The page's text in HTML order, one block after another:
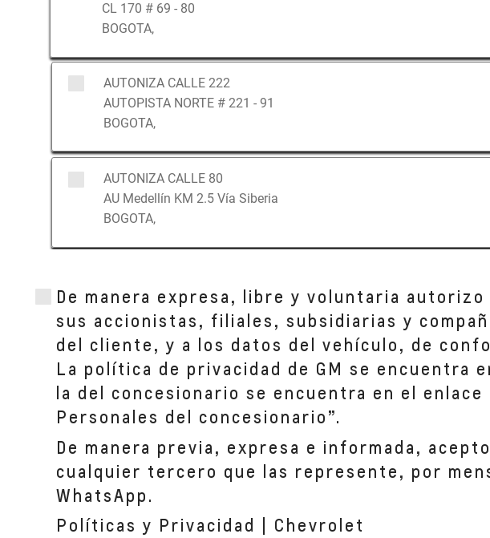
CL 170 # 69 - 80
BOGOTA,
AUTONIZA CALLE 222
AUTOPISTA NORTE # 221 - 91
BOGOTA,
AUTONIZA CALLE 80
AU Medellín KM 2.5 Vía Siberia
BOGOTA,
Calle 164 #19b 20
BOGOTA, CUNDINAMARCA
AUTONIZA AMERICAS
Av Calle 23 # 31-17
BOGOTA, CUNDINAMARCA
De manera expresa, libre y voluntaria
sus accionistas, filiales, subsidiarias y
del cliente, y a los datos del vehículo, de
La política de privacidad de GM se
la del concesionario se encuentra en el
Personales del concesionario”.
De manera previa, expresa e informada,
cualquier tercero que las represente, por
WhatsApp.
Políticas y Privacidad | Chevrolet